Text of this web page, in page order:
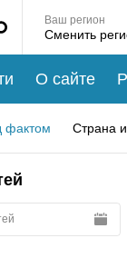
Ваш регион
О сайте
фактом Страна